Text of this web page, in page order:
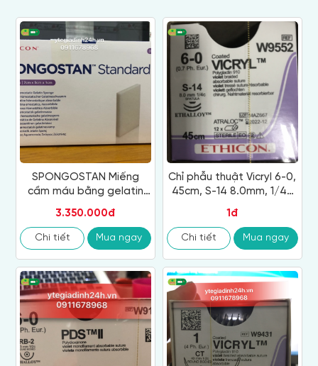
SPONGOSTAN Miếng
cầm máu bằng gelatin
tiệt trùng, không tan
7x5x1cm, hộp 20
3.350.000đ
Chi tiết Mua ngay
Chỉ phẫu thuật Vicryl 6-0,
45cm, S-14 8.0mm, 1/4c
1đ
Chi tiết Mua ngay